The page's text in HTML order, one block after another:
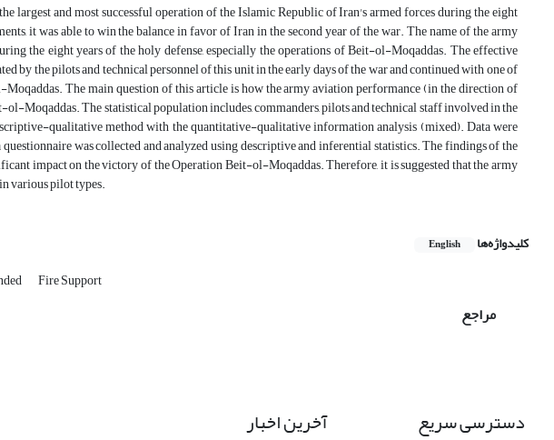
largest and most successful operation of the Islamic Republic of Iran's armed forces during the eight
it was able to win the balance in favor of Iran in the second year of the war. The name of the army
the eight years of the holy defense, especially the operations of Beit-ol-Moqaddas. The effective
by the pilots and technical personnel of this unit in the early days of the war and continued with one of
The main question of this article is how the army aviation performance (in the direction of
Moqaddas. The statistical population includes, commanders, pilots and technical staff involved in the
qualitative method with the quantitative-qualitative information analysis (mixed). Data were
was collected and analyzed using descriptive and inferential statistics. The findings of the
impact on the victory of the Operation Beit-ol-Moqaddas. Therefore, it is suggested that the army
various pilot types.
کلیدواژه‌ها English
Fire Support
مراجع
دسترسی سریع آخرین اخبار